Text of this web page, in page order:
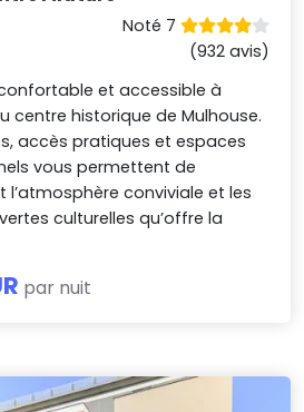
Noté 7
(932 avis)
et accessible à
centre historique de Mulhouse.
accès pratiques et espaces
vous permettent de
l’atmosphère conviviale et les
culturelles qu’offre la
par nuit